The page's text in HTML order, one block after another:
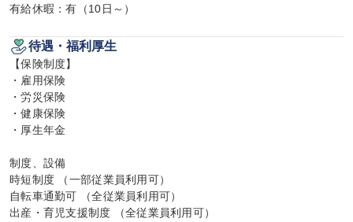
有給休暇：有（10日～）
待遇・福利厚生
【保険制度】
・雇用保険
・労災保険
・健康保険
・厚生年金
制度、設備
時短制度 （一部従業員利用可）
自転車通勤可 （全従業員利用可）
出産・育児支援制度 （全従業員利用可）